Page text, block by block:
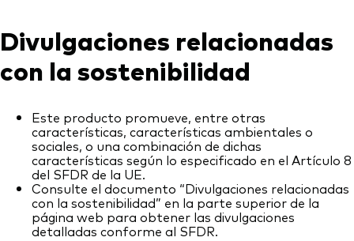
Divulgaciones relacionadas
con la sostenibilidad
Este producto promueve, entre otras
características, características ambientales o
sociales, o una combinación de dichas
características según lo especificado en el Artículo 8
del SFDR de la UE.
Consulte el documento “Divulgaciones relacionadas
con la sostenibilidad” en la parte superior de la
página web para obtener las divulgaciones
detalladas conforme al SFDR.